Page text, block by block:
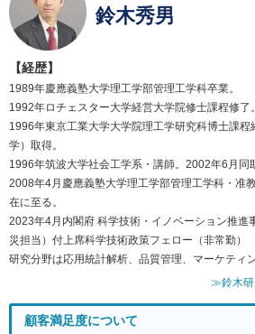
鈴木秀男
【経歴】
1989年慶應義塾大学理工学部管理工学科卒業。
1992年ロチェスター大学経営大学院修士課程修了。
1996年東京工業大学大学院理工学研究科博士課程
学）取得。
1996年筑波大学社会工学系・講師。2002年6月同
2008年4月慶應義塾大学理工学部管理工学科・准
在に至る。
2023年4月内閣府 科学技術・イノベーション推進
災担当）付上席科学技術政策フェロー（非常勤）
研究分野は応用統計解析、品質管理、マーケティン
≫鈴木研
顧客満足度について